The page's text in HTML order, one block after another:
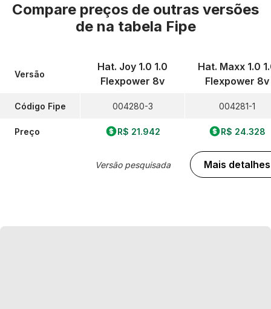
Compare preços de outras versões
de na tabela Fipe
Versão
Código Fipe
Preço
Hat. Joy 1.0 1.0
Flexpower 8v
004280-3
R$ 21.942
Versão pesquisada
Hat. Maxx 1.0
Flexpower 8v
004281-1
R$ 24.328
Mais detalhes